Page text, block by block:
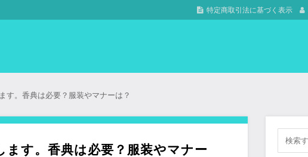
特定商取引法に基づく表示
す。香典は必要？服装やマナーは？
ます。香典は必要？服装やマナー